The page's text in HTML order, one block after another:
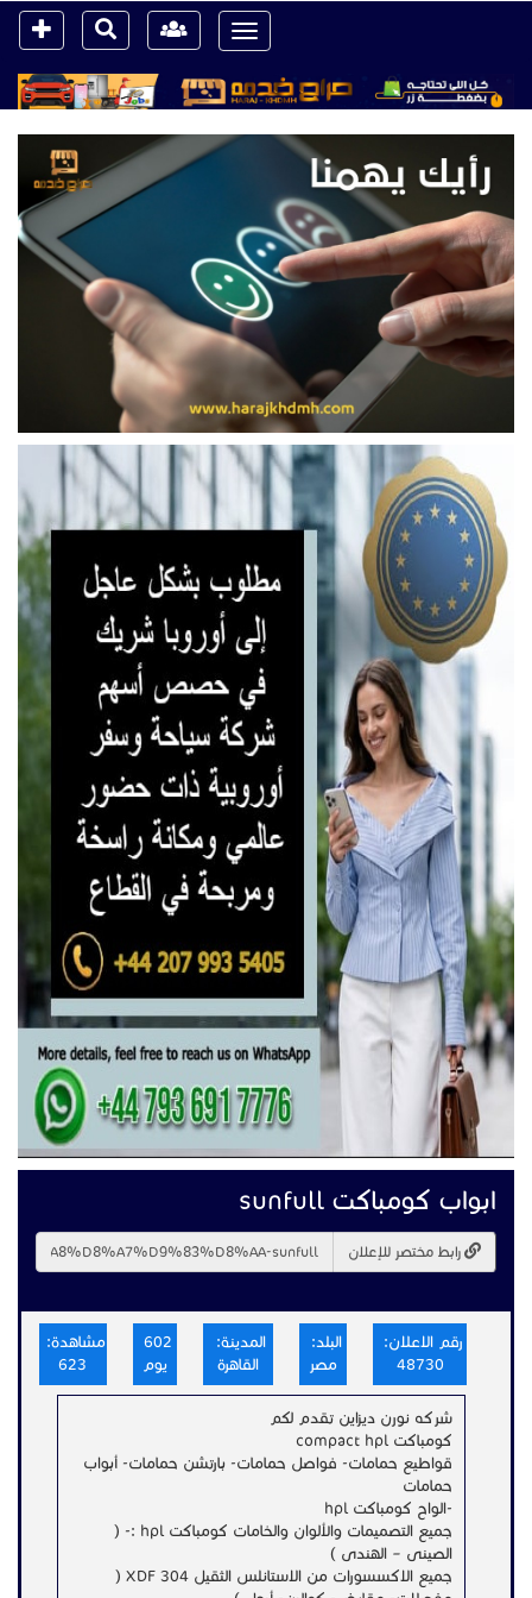
Toggle
navigation
ابواب كومباكت sunfull
رابط مختصر للإعلان
رقم الاعلان:
48730
البلد:
مصر
المدينة:
القاهرة
602
يوم
مشاهدة:
623
شركه نورن ديزاين تقدم لكم
كومباكت compact hpl
قواطيع حمامات- فواصل حمامات- بارتشن حمامات- أبواب
حمامات
-الواح كومباكت hpl
جميع التصميمات والألوان والخامات كومباكت hpl :- (
الصينى – الهندى )
جميع الاكسسورات من الاستانلس الثقيل XDF 304 (